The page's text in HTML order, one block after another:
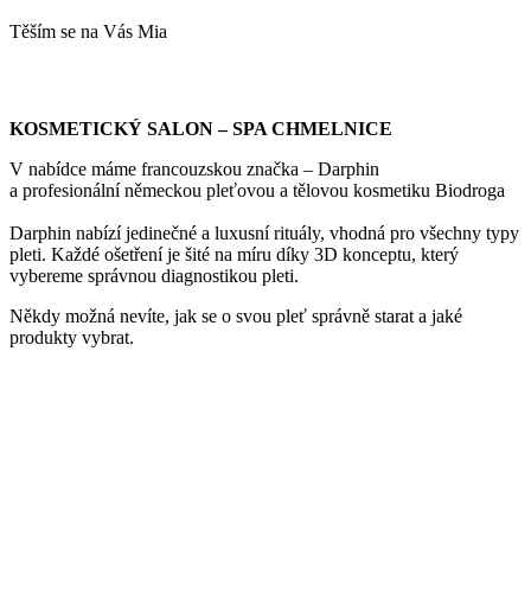
Těším se na Vás Mia
KOSMETICKÝ SALON – SPA CHMELNICE
V nabídce máme francouzskou značka – Darphin
a profesionální německou pleťovou a tělovou kosmetiku Biodroga
Darphin nabízí jedinečné a luxusní rituály, vhodná pro všechny typy
pleti. Každé ošetření je šité na míru díky 3D konceptu, který
vybereme správnou diagnostikou pleti.
Někdy možná nevíte, jak se o svou pleť správně starat a jaké
produkty vybrat.